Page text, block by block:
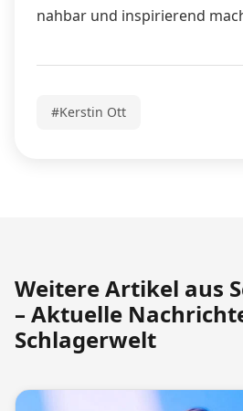
nahbar und inspirierend
#Kerstin Ott
Weitere Artikel aus
– Aktuelle
Schlagerwelt